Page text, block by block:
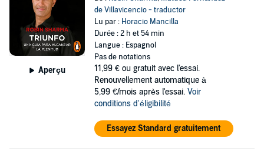
Aperçu
de Villavicencio - traductor
Lu par : Horacio Mancilla
Durée : 2 h et 54 min
Langue : Espagnol
Pas de notations
11,99 € ou gratuit avec l'essai.
Renouvellement automatique à
5,99 €/mois après l'essai. Voir
conditions d'éligibilité
Essayez Standard gratuitement